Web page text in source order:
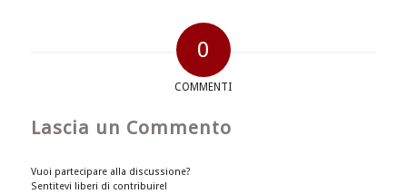
0
COMMENTI
Lascia un Commento
Vuoi partecipare alla discussione?
Sentitevi liberi di contribuire!